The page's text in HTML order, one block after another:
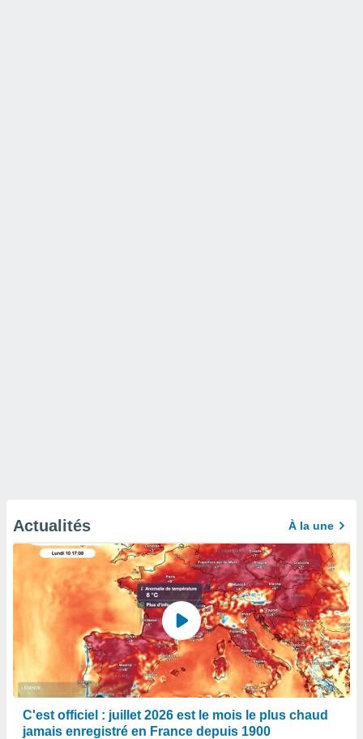
Actualités À la une
C'est officiel : juillet 2026 est le mois le plus chaud
jamais enregistré en France depuis 1900